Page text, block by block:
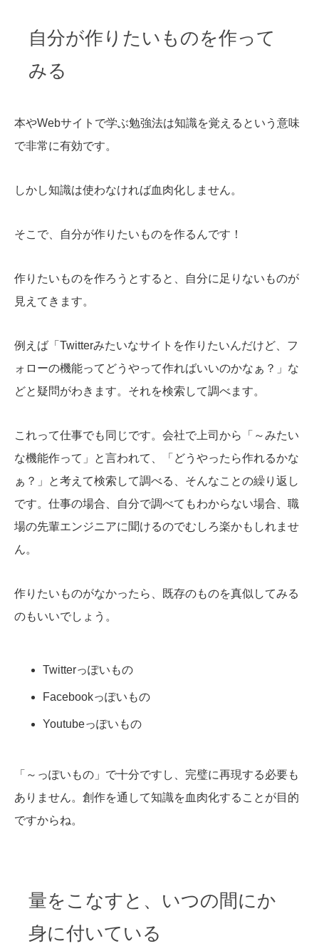
自分が作りたいものを作って
みる
本やWebサイトで学ぶ勉強法は知識を覚えるという意味
で非常に有効です。
しかし知識は使わなければ血肉化しません。
そこで、自分が作りたいものを作るんです！
作りたいものを作ろうとすると、自分に足りないものが
見えてきます。
例えば「Twitterみたいなサイトを作りたいんだけど、フ
ォローの機能ってどうやって作ればいいのかなぁ？」な
どと疑問がわきます。それを検索して調べます。
これって仕事でも同じです。会社で上司から「～みたい
な機能作って」と言われて、「どうやったら作れるかな
ぁ？」と考えて検索して調べる、そんなことの繰り返し
です。仕事の場合、自分で調べてもわからない場合、職
場の先輩エンジニアに聞けるのでむしろ楽かもしれませ
ん。
作りたいものがなかったら、既存のものを真似してみる
のもいいでしょう。
Twitterっぽいもの
Facebookっぽいもの
Youtubeっぽいもの
「～っぽいもの」で十分ですし、完璧に再現する必要も
ありません。創作を通して知識を血肉化することが目的
ですからね。
量をこなすと、いつの間にか
身に付いている